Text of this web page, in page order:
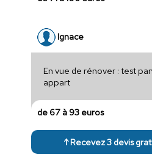
Ignace
En vue de rénover : test
appart
de 67 à 93 euros
↑ Recevez 3 devis